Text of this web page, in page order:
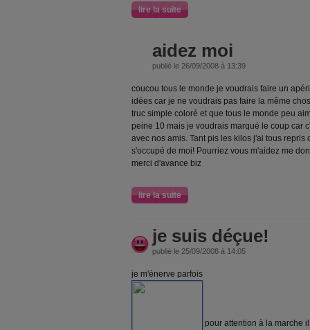
lire la suite
aidez moi
publié le 26/09/2008 à 13:39
coucou tous le monde je voudrais faire un
idées car je ne voudrais pas faire la même
truc simple coloré et que tous le monde peu
peine 10 mais je voudrais marqué le coup car
avec nos amis. Tant pis les kilos j'ai tous repris
s'occupé de moi! Pourriez vous m'aidez me
merci d'avance biz
lire la suite
je suis déçue!
publié le 25/09/2008 à 14:05
je m'énerve parfois
pour attention à la marche